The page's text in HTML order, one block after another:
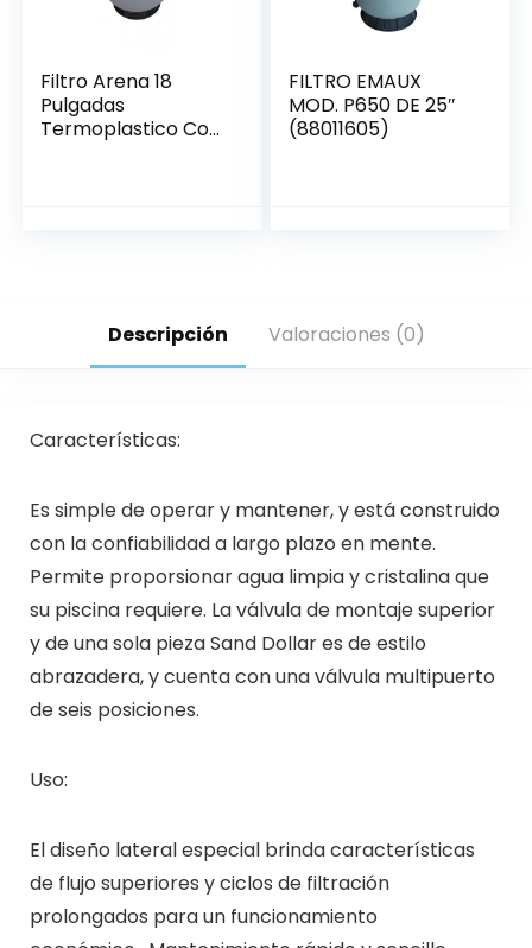
Filtro Arena 18
Pulgadas
Termoplastico Con
FILTRO EMAUX
MOD. P650 DE 25″
(88011605)
Descripción Valoraciones (0)
Características:
Es simple de operar y mantener, y está construido
con la confiabilidad a largo plazo en mente.
Permite proporsionar agua limpia y cristalina que
su piscina requiere. La válvula de montaje superior
y de una sola pieza Sand Dollar es de estilo
abrazadera, y cuenta con una válvula multipuerto
de seis posiciones.
Uso:
El diseño lateral especial brinda características
de flujo superiores y ciclos de filtración
prolongados para un funcionamiento